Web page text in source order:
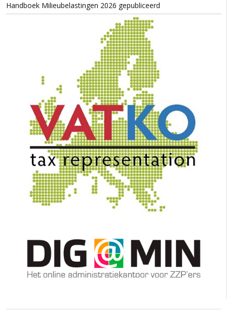
Handboek Milieubelastingen 2026 gepubliceerd